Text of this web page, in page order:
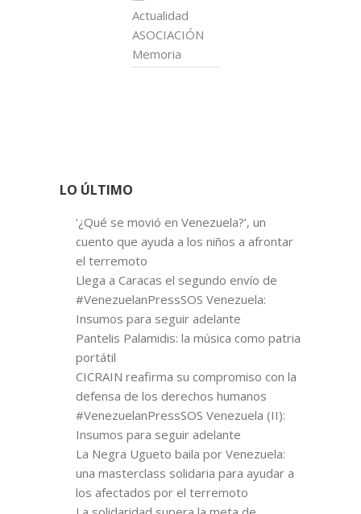
Actualidad
ASOCIACIÓN
Memoria
LO ÚLTIMO
‘¿Qué se movió en Venezuela?’, un
cuento que ayuda a los niños a afrontar
el terremoto
Llega a Caracas el segundo envío de
#VenezuelanPressSOS Venezuela:
Insumos para seguir adelante
Pantelis Palamidis: la música como patria
portátil
CICRAIN reafirma su compromiso con la
defensa de los derechos humanos
#VenezuelanPressSOS Venezuela (II):
Insumos para seguir adelante
La Negra Ugueto baila por Venezuela:
una masterclass solidaria para ayudar a
los afectados por el terremoto